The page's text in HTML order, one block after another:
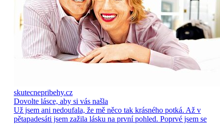
skutecnepribehy.cz
Dovolte lásce, aby si vás našla
Už jsem ani nedoufala, že mě něco tak krásného potká. Až v
pětapadesáti jsem zažila lásku na první pohled. Poprvé jsem se